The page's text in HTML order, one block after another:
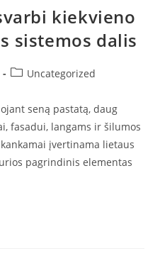
kiekvieno
sistemos dalis
PostUncategorized
seną pastatą, daug
fasadui, langams ir šilumos
įvertinama lietaus
pagrindinis elementas